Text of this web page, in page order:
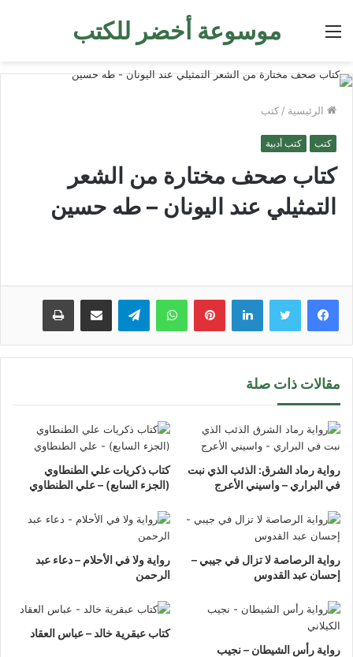
موسوعة أخضر للكتب القائمة
الرئيسية / كتب
كتب كتب أدبية
كتاب صحف مختارة من الشعر
التمثيلي عند اليونان – طه حسين
لينكدإن بينتيريستواتساب تيلقرام مشاركة عبر البريد طباعة
مقالات ذات صلة
رواية رماد الشرق: الذئب الذي نبت
في البراري – واسيني الأعرج
كتاب ذكريات علي الطنطاوي
(الجزء السابع) – علي الطنطاوي
رواية الرصاصة لا تزال في جيبي –
إحسان عبد القدوس
رواية ولا في الأحلام – دعاء عبد
الرحمن
رواية رأس الشيطان – نجيب
كتاب عبقرية خالد – عباس العقاد